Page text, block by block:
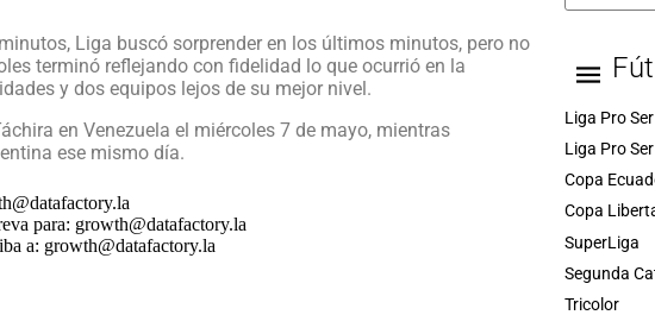
Liga buscó sorprender en los últimos minutos, pero no
terminó reflejando con fidelidad lo que ocurrió en la
y dos equipos lejos de su mejor nivel.
en Venezuela el miércoles 7 de mayo, mientras
ese mismo día.
Liga Pro
Liga Pro
Copa
Copa
SuperLiga
Segunda
Tricolor